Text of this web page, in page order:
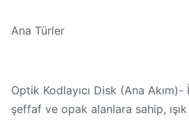
Ana Türler
Optik Kodlayıcı Disk (Ana
şeffaf ve opak alanlara sahip,